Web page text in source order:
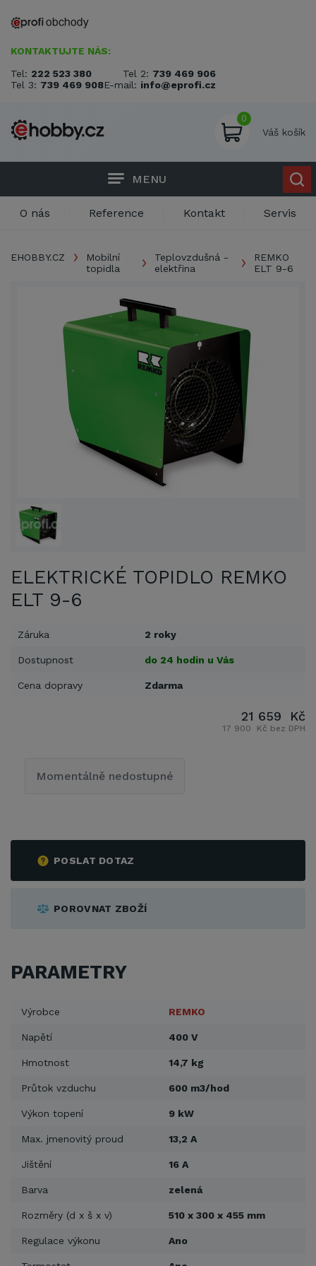
KONTAKTUJTE NÁS:
Tel: 222 523 380 Tel 2: 739 469 906
Tel 3: 739 469 908E-mail: info@eprofi.cz
0
Váš košík
MENU
O nás Reference Kontakt Servis
EHOBBY.CZ
Mobilní
topidla
Teplovzdušná -
elektřina
REMKO
ELT 9-6
ELEKTRICKÉ TOPIDLO REMKO
ELT 9-6
Záruka 2 roky
Dostupnost do 24 hodin u Vás
Cena dopravy Zdarma
POSLAT DOTAZ
POROVNAT ZBOŽÍ
21 659 Kč
17 900 Kč bez DPH
Momentálně nedostupné
PARAMETRY
Výrobce REMKO
Napětí 400 V
Hmotnost 14,7 kg
Průtok vzduchu 600 m3/hod
Výkon topení 9 kW
Max. jmenovitý proud 13,2 A
Jištění 16 A
Barva zelená
Rozměry (d x š x v) 510 x 300 x 455 mm
Regulace výkonu Ano